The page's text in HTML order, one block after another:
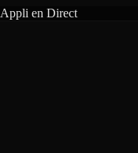
Appli en Direct